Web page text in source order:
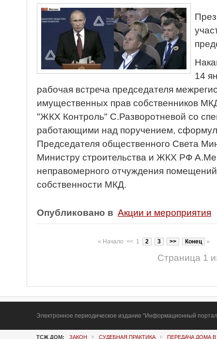
14
рабочая встреча председателя
имущественных прав собственников
"ЖКХ Контроль" С.Разворотневой со
работающими над поручением,
Председателя общественного Света
Министру строительства и ЖКХ РФ
неправомерного отчуждения
собственности МКД.
Опубликовано в Акции и мероприятия
« Начало << 1 2 3 >> Конец »
Страница 1
Электронное периодическое издание "Информационный
ТСЖ ДОМ: ЗАКОН СУДЕБНАЯ ПРАКТИКА ПЕРЕДАЧА ДОМА